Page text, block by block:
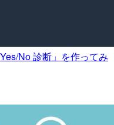
No 診断」を作ってみ